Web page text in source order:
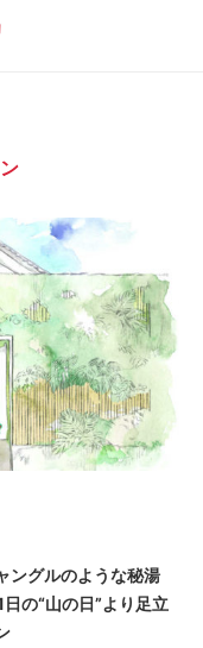
ングルのような秘湯
の“山の日”より足立